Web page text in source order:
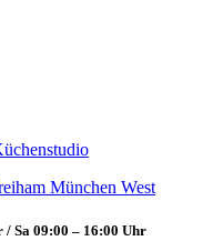
München West
Sa 09:00 – 16:00 Uhr